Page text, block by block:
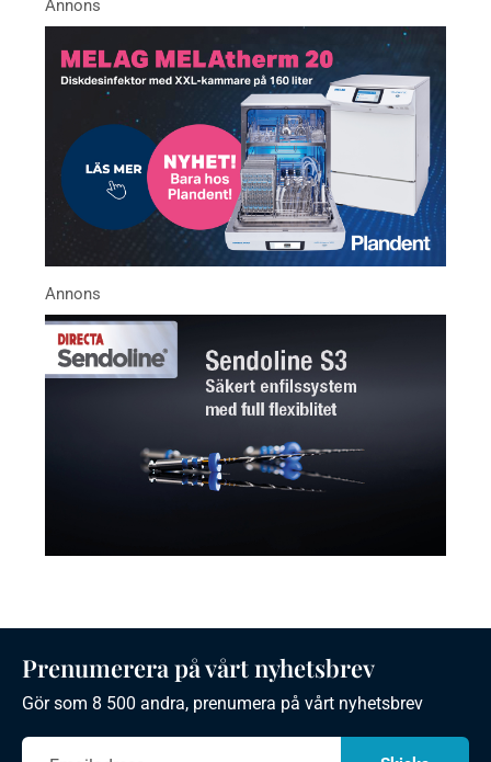
Prenumerera på vårt nyhetsbrev
Gör som 8 500 andra, prenumera på vårt nyhetsbrev